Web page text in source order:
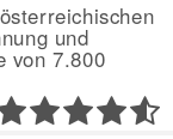
und
von 7.800